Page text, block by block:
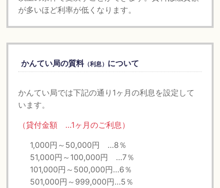
が多いほど利率が低くなります。
かんてい局の質料（利息） について
かんてい局では下記の通り1ヶ月の利息を設定して
います。
（貸付金額 …1ヶ月のご利息）
1,000円～50,000円 …8％
51,000円～100,000円 …7％
101,000円～500,000円…6％
501,000円～999,000円…5％